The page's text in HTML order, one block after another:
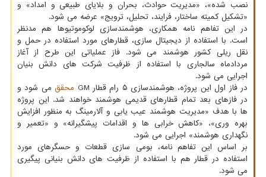
نصب شده»، «مدیریت حوادث، بحران و بلایای طبیعی و امداد» و
«تشکیل کمیته ساختار، فرایند، تحلیل، ترویج» عرضه می شود.
در این تفاهم نامه همکاری، هوشمندسازی لوکوموتیوها هم مدنظر
است. با استفاده از دیجیتال سازی، قطارهای مورد استفاده در حمل و
نقل ریلی کشور هوشمند می شود. فاز عملیاتی این طرح از آغاز
مردادماه سالجاری با استفاده از ظرفیت شرکت های دانش بنیان
اجرایی می شود.
در فاز اول این پروژه، هوشمندسازی ۵ رام قطار GM
محققمی شود و
در فازهای بعد تمام قطارهای قدیمی هوشمند خواهند شد. این پروژه
ها با هدف «مدیریت هوشمند عیب یابی و آلارمینگ به منظور افزایش
بهره وری»، «کاهش خرابی ها و اقدامات پیشگیرانه» و «تعمیر و
نگهداری هوشمند» اجرایی می شود.
بر اساس این تفاهم نامه، بومی سازی قطعات و حسگرهای مورد
استفاده در قطار هم با استفاده از ظرفیت های دانش بنیانی پیگیری
می شود.